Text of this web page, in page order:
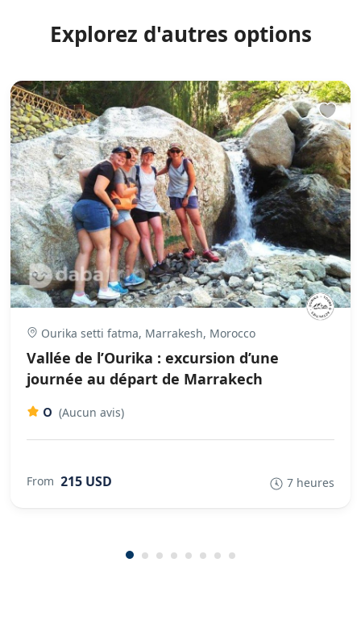
Explorez d'autres options
Ourika setti fatma, Marrakesh, Morocco
Vallée de l’Ourika : excursion d’une
journée au départ de Marrakech
0 (Aucun avis)
From 215 USD 7 heures